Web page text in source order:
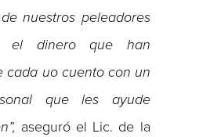
nuestros peleadores
el dinero que han
cada uo cuento con un
que les ayude
aseguró el Lic. de la